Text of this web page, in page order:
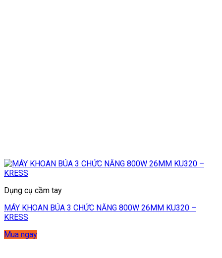
Dụng cụ cầm tay
MÁY KHOAN BÚA 3 CHỨC NĂNG 800W 26MM KU320 –
KRESS
Mua ngay